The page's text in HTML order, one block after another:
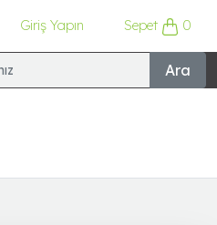
Giriş Yapın Sepet 0
Ara